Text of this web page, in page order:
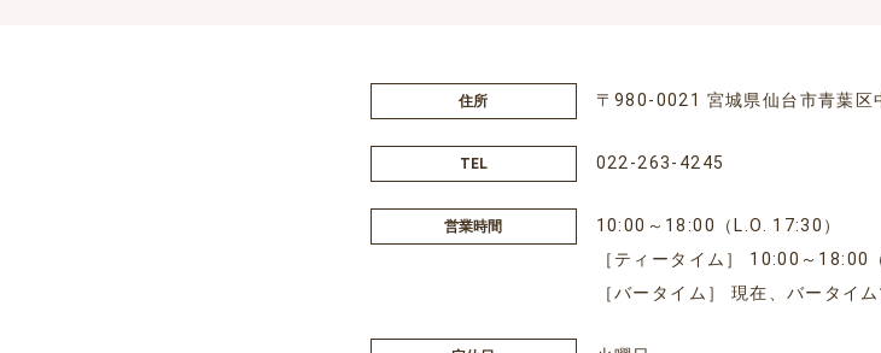
住所 〒980-0021 宮城県仙台市青葉
TEL 022-263-4245
営業時間
10:00～18:00（L.O. 17:30）
［ティータイム］ 10:00～18:00
［バータイム］ 現在、バータイ